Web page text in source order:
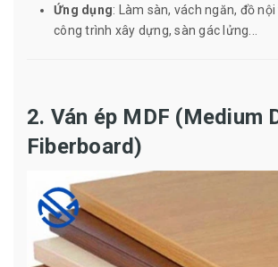
Ứng dụng: Làm sàn, vách ngăn, đồ
công trình xây dựng, sàn gác lửng...
2. Ván ép MDF (Medium
Fiberboard)